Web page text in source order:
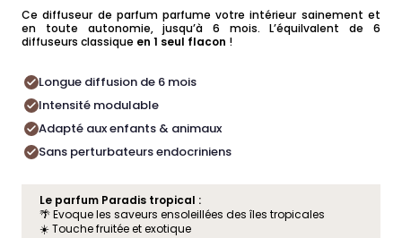
Ce diffuseur de parfum parfume votre intérieur sainement et
en toute autonomie, jusqu’à 6 mois. L’équilvalent de 6
diffuseurs classique en 1 seul flacon !
Longue diffusion de 6 mois
Intensité modulable
Adapté aux enfants & animaux
Sans perturbateurs endocriniens
Le parfum Paradis tropical :
🌴 Evoque les saveurs ensoleillées des îles tropicales
☀️ Touche fruitée et exotique